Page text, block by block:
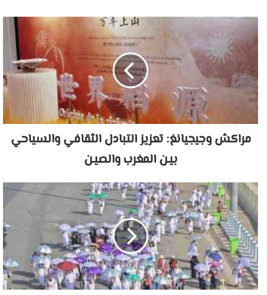
مراكش وجيجيانغ: تعزيز التبادل الثقافي والسياحي
بيـن المغرب والصيـن